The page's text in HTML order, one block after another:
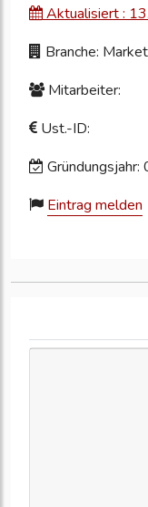
Aktualisiert :
Branche:
Mitarbeiter:
Ust.-ID:
Gründungsjahr:
Eintrag melden